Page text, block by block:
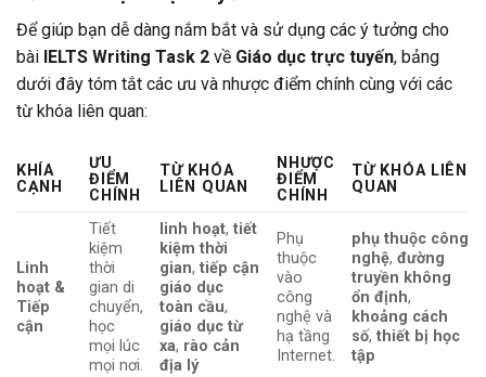
Để giúp bạn dễ dàng nắm bắt và sử dụng các ý tưởng cho
bài IELTS Writing Task 2 về Giáo dục trực tuyến, bảng
dưới đây tóm tắt các ưu và nhược điểm chính cùng với các
từ khóa liên quan:
KHÍA
CẠNH
ƯU
ĐIỂM
CHÍNH
TỪ KHÓA
LIÊN QUAN
NHƯỢC
ĐIỂM
CHÍNH
TỪ KHÓA LIÊN
QUAN
Linh
hoạt &
Tiếp
cận
Tiết
kiệm
thời
gian di
chuyển,
học
mọi lúc
mọi nơi.
linh hoạt,tiết
kiệm thời
gian,tiếp cận
giáo dục
toàn cầu,
giáo dục từ
xa, rào cản
địa lý
Phụ
thuộc
vào
công
nghệ và
hạ tầng
Internet.
phụ thuộc công
nghệ,đường
truyền không
ổn định,
khoảng cách
số,thiết bị học
tập